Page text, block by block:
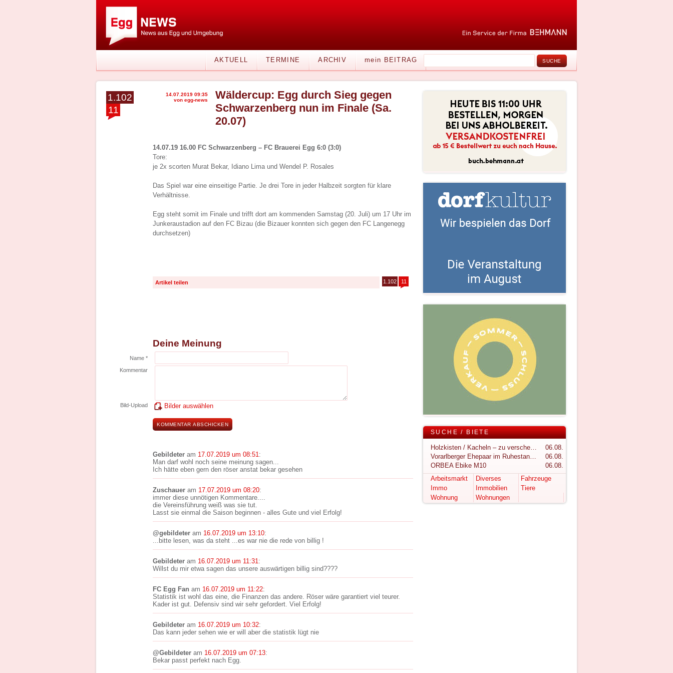
AKTUELL TERMINE ARCHIV mein BEITRAG
1.102
11
14.07.2019 09:35
von egg-news
Wäldercup: Egg durch Sieg gegen
Schwarzenberg nun im Finale (Sa.
20.07)
14.07.19 16.00 FC Schwarzenberg – FC Brauerei Egg 6:0 (3:0)
Tore:
je 2x scorten Murat Bekar, Idiano Lima und Wendel P. Rosales
Das Spiel war eine einseitige Partie. Je drei Tore in jeder Halbzeit sorgten für klare
Verhältnisse.
Egg steht somit im Finale und trifft dort am kommenden Samstag (20. Juli) um 17 Uhr im
Junkeraustadion auf den FC Bizau (die Bizauer konnten sich gegen den FC Langenegg
durchsetzen)
Artikel teilen 1.102 11
Deine Meinung
Name *
Kommentar
Bild-Upload Bilder auswählen
Gebildeter am 17.07.2019 um 08:51:
Man darf wohl noch seine meinung sagen...
Ich hätte eben gern den röser anstat bekar gesehen
Zuschauer am 17.07.2019 um 08:20:
immer diese unnötigen Kommentare....
die Vereinsführung weiß was sie tut.
Lasst sie einmal die Saison beginnen - alles Gute und viel Erfolg!
@gebildeter am 16.07.2019 um 13:10:
...bitte lesen, was da steht ...es war nie die rede von billig !
Gebildeter am 16.07.2019 um 11:31:
Willst du mir etwa sagen das unsere auswärtigen billig sind????
FC Egg Fan am 16.07.2019 um 11:22:
Statistik ist wohl das eine, die Finanzen das andere. Röser wäre garantiert viel teurer.
Kader ist gut. Defensiv sind wir sehr gefordert. Viel Erfolg!
Gebildeter am 16.07.2019 um 10:32:
Das kann jeder sehen wie er will aber die statistik lügt nie
@Gebildeter am 16.07.2019 um 07:13:
Bekar passt perfekt nach Egg.
SUCHE / BIETE
Holzkisten / Kacheln – zu verschenken
06.08.
Vorarlberger Ehepaar im Ruhestand sucht ruhigen Rückzugsort im Bregenzerwald
06.08.
ORBEA Ebike M10
06.08.
Arbeitsmarkt
Diverses
Fahrzeuge
Immo
Immobilien
Tiere
Wohnung
Wohnungen